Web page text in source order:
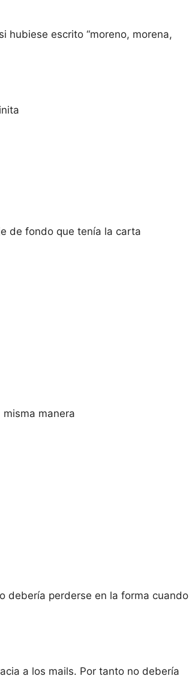
hubiese escrito “moreno, morena,
de fondo que tenía la carta
manera
debería perderse en la forma cuando
a los mails. Por tanto no debería